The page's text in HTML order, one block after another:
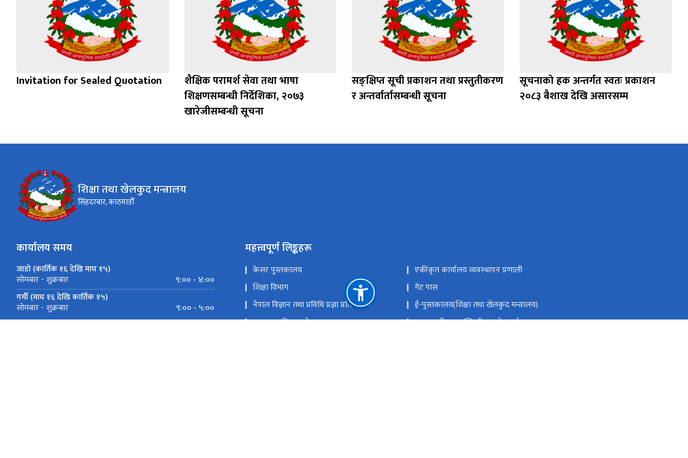
Invitation for Sealed Quotation
शैक्षिक परामर्श सेवा तथा भाषा
शिक्षणसम्बन्धी निर्देशिका, २०७३
खारेजीसम्बन्धी सूचना
सङ्क्षिप्त सूची प्रकाशन तथा प्रस्तुतीकरण
र अन्तर्वार्तासम्बन्धी सूचना
सूचनाको हक अन्तर्गत स्वतः प्रकाशन
२०८३ बैशाख देखि असारसम्म
शिक्षा तथा खेलकुद मन्त्रालय
सिंहदरबार, काठमाडौँ
कार्यालय समय
जाडो (कार्तिक १६ देखि माघ १५)
सोमबार - शुक्रबार
९:०० - ४:००
गर्मी (माघ १६ देखि कार्तिक १५)
सोमबार - शुक्रबार ९:०० - ५:००
महत्त्वपूर्ण लिङ्कहरू
केसर पुस्तकालय
एकीकृत कार्यालय व्यवस्थापन प्रणाली
शिक्षा विभाग
गेट पास
नेपाल विज्ञान तथा प्रविधि प्रज्ञा प्रतिष्ठान
ई-पुस्तकालय(शिक्षा तथा खेलकुद मन्त्रालय)
पाठ्यक्रम विकास केन्द्र
प्रधानमन्त्री तथा मन्त्रिपरिषद्को कार्यालय